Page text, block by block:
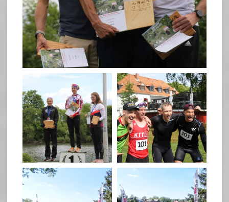
quadrathlon
May 26
quadrathlon
May 26
quadrathlon